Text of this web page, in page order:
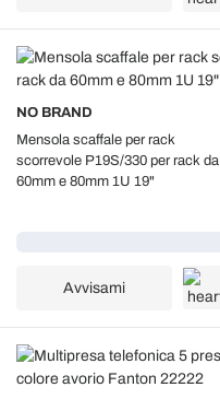
NO BRAND
Mensola scaffale per rack
scorrevole P19S/330 per rack da
60mm e 80mm 1U 19"
Avvisami